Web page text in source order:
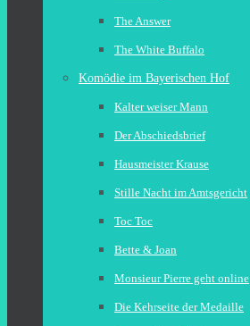
The Answer
The White Buffalo
Komödie im Bayerischen Hof
Kalter weiser Mann
Der Abschiedsbrief
Hausmeister Krause
Stille Nacht im Amtsgericht
Toc Toc
Bette & Joan
Monsieur Pierre geht online
Die Kehrseite der Medaille